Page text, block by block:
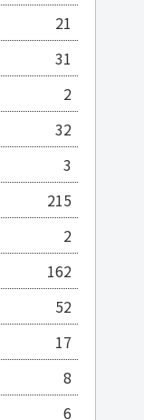
21
31
2
32
3
215
2
162
52
17
8
6